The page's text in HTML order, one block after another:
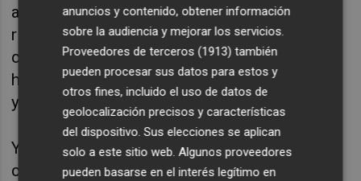
accidente con el frasco de colonia,
rivalidades con otros futbolistas y
compañeros, el ciclo de Juan Soler y el
hundimiento del club, una retirada precipitada
y la vida después del fútbol.
Y la gran pregunta: si se diesen las
condiciones, ¿volvería Cañizares al club?
anuncios y contenido, obtener información
sobre la audiencia y mejorar los servicios.
Proveedores de terceros (1913) también
pueden procesar sus datos para estos y
otros fines, incluido el uso de datos de
geolocalización precisos y características
del dispositivo. Sus elecciones se aplican
solo a este sitio web. Algunos proveedores
pueden basarse en el interés legítimo en